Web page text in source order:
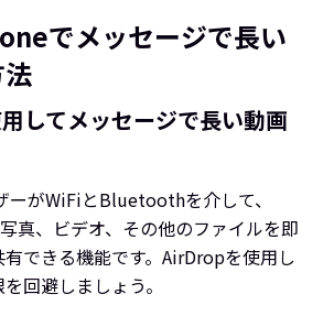
でメッセージで長い
してメッセージで長い動画
がWiFiとBluetoothを介して、
真、ビデオ、その他のファイルを即
できる機能です。AirDropを使用し
回避しましょう。